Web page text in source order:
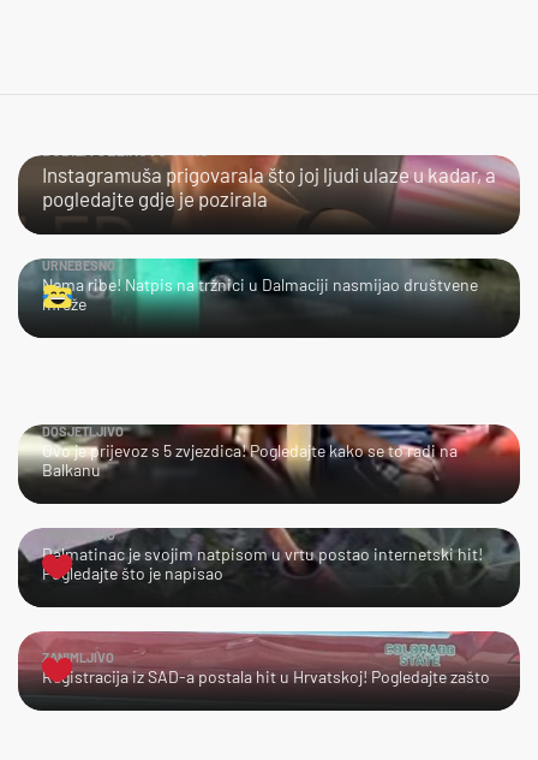
DOBILA JEZIKOVU JUHU
Instagramuša prigovarala što joj ljudi ulaze u kadar, a
pogledajte gdje je pozirala
URNEBESNO
Nema ribe! Natpis na tržnici u Dalmaciji nasmijao društvene
mreže
DOSJETLJIVO
Ovo je prijevoz s 5 zvjezdica! Pogledajte kako se to radi na
Balkanu
URNEBESNO
Dalmatinac je svojim natpisom u vrtu postao internetski hit!
Pogledajte što je napisao
ZANIMLJIVO
Registracija iz SAD-a postala hit u Hrvatskoj! Pogledajte zašto